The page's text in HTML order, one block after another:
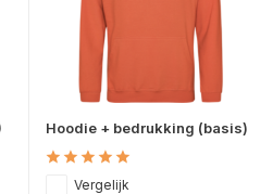
Hoodie + bedrukking (basis)
Vergelijk